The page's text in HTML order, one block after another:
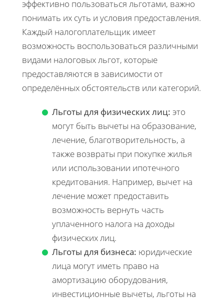
эффективно пользоваться льготами, важно
понимать их суть и условия предоставления.
Каждый налогоплательщик имеет
возможность воспользоваться различными
видами налоговых льгот, которые
предоставляются в зависимости от
определённых обстоятельств или категорий.
Льготы для физических лиц: это
могут быть вычеты на образование,
лечение, благотворительность, а
также возвраты при покупке жилья
или использовании ипотечного
кредитования. Например, вычет на
лечение может предоставить
возможность вернуть часть
уплаченного налога на доходы
физических лиц.
Льготы для бизнеса: юридические
лица могут иметь право на
амортизацию оборудования,
инвестиционные вычеты, льготы на